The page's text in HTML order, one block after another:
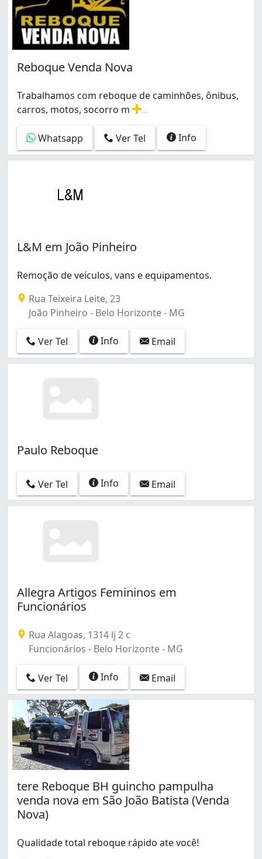
Reboque Venda Nova
Trabalhamos com reboque de caminhões, ônibus,
carros, motos, socorro m
Whatsapp
Ver Tel Info
L&M em João Pinheiro
Remoção de veículos, vans e equipamentos.
Rua Teixeira Leite, 23
João Pinheiro - Belo Horizonte - MG
Ver Tel Info Email
Paulo Reboque
Ver Tel Info Email
Allegra Artigos Femininos em
Funcionários
Rua Alagoas, 1314 lj 2 c
Funcionários - Belo Horizonte - MG
Ver Tel Info Email
tere Reboque BH guincho pampulha
venda nova em São João Batista (Venda
Nova)
Qualidade total reboque rápido ate você!